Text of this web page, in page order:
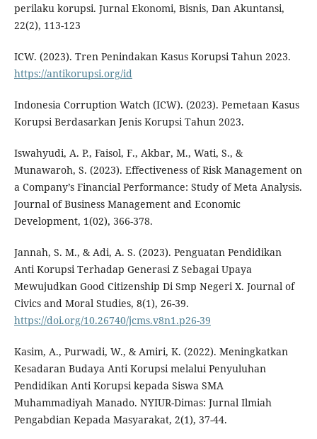
perilaku korupsi. Jurnal Ekonomi, Bisnis, Dan Akuntansi,
22(2), 113-123
ICW. (2023). Tren Penindakan Kasus Korupsi Tahun 2023.
https://antikorupsi.org/id
Indonesia Corruption Watch (ICW). (2023). Pemetaan Kasus
Korupsi Berdasarkan Jenis Korupsi Tahun 2023.
Iswahyudi, A. P., Faisol, F., Akbar, M., Wati, S., &
Munawaroh, S. (2023). Effectiveness of Risk Management on
a Company’s Financial Performance: Study of Meta Analysis.
Journal of Business Management and Economic
Development, 1(02), 366-378.
Jannah, S. M., & Adi, A. S. (2023). Penguatan Pendidikan
Anti Korupsi Terhadap Generasi Z Sebagai Upaya
Mewujudkan Good Citizenship Di Smp Negeri X. Journal of
Civics and Moral Studies, 8(1), 26-39.
https://doi.org/10.26740/jcms.v8n1.p26-39
Kasim, A., Purwadi, W., & Amiri, K. (2022). Meningkatkan
Kesadaran Budaya Anti Korupsi melalui Penyuluhan
Pendidikan Anti Korupsi kepada Siswa SMA
Muhammadiyah Manado. NYIUR-Dimas: Jurnal Ilmiah
Pengabdian Kepada Masyarakat, 2(1), 37-44.